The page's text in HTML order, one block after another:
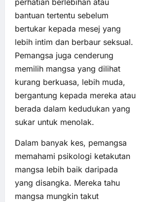
perhatian berlebihan atau
bantuan tertentu sebelum
bertukar kepada mesej yang
lebih intim dan berbaur seksual.
Pemangsa juga cenderung
memilih mangsa yang dilihat
kurang berkuasa, lebih muda,
bergantung kepada mereka atau
berada dalam kedudukan yang
sukar untuk menolak.
Dalam banyak kes, pemangsa
memahami psikologi ketakutan
mangsa lebih baik daripada
yang disangka. Mereka tahu
mangsa mungkin takut